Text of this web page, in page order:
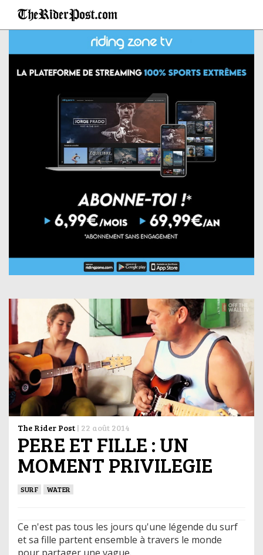
The Rider Post | 22 août 2014
PERE ET FILLE : UN
MOMENT PRIVILEGIE
SURF WATER
Ce n'est pas tous les jours qu'une légende du surf
et sa fille partent ensemble à travers le monde
pour partager une vague.